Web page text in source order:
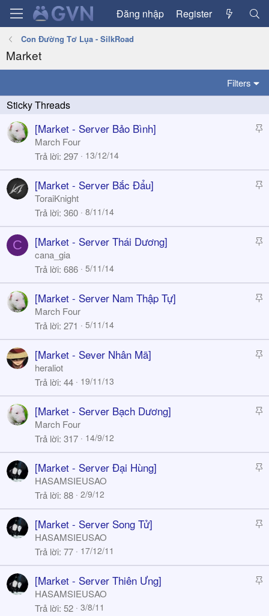
Đăng nhập Register
Con Đường Tơ Lụa - SilkRoad
Market
Filters
S
c
k
[Market - Server Bảo Bình]
March Four
Trả lời 297 13/12/14
S
c
k
[Market - Server Bắc Đẩu]
ToraiKnight
Trả lời 360 8/11/14
C
S
c
k
[Market - Server Thái Dương]
cana_gia
Trả lời 686 5/11/14
S
c
k
[Market - Server Nam Thập Tự]
March Four
Trả lời 271 5/11/14
S
c
k
[Market - Sever Nhân Mã]
heraliot
Trả lời 44 19/11/13
S
c
k
[Market - Server Bạch Dương]
March Four
Trả lời 317 14/9/12
S
c
k
[Market - Server Đại Hùng]
HASAMSIEUSAO
Trả lời 88 2/9/12
S
c
k
[Market - Server Song Tử]
HASAMSIEUSAO
Trả lời 77 17/12/11
S
[Market - Server Thiên Ưng]
HASAMSIEUSAO
Trả lời 52 3/8/11